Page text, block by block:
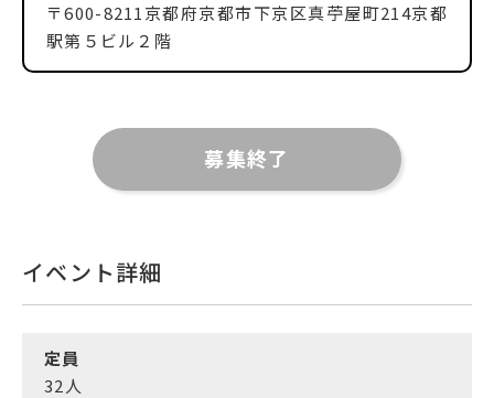
〒600-8211 京都府京都市下京区真苧屋町214京都
駅第５ビル２階
募集終了
イベント詳細
定員
32 人